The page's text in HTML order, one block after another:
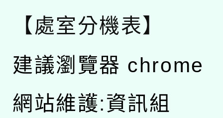
【處室分機表】
建議瀏覽器 chrome
網站維護:資訊組